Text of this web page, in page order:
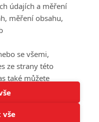
cookies |Pravidla webu
/ All rights reserved /
údajích a měření
měření obsahu,
se všemi,
ze strany této
také můžete
vám na stránce
funkce.
pouze na
vše